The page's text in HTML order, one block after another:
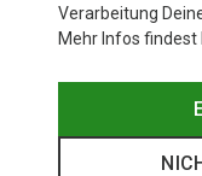
Verarbeitung
Mehr Infos findest